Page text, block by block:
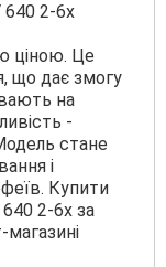
640 2-6x
ціною. Це
що дає змогу
на
-
стане
і
Купити
640 2-6x за